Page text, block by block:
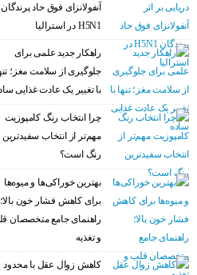
آنفولانزای فوق حاد پرندگان
H5N1 در استرالیا
راهکار جدید علمی برای
جلوگیری از سلامت مغز؛
با تغییر یک عادت غذایی
چرا انتخاب رنگ کامپوزیت
مهم‌تر از انتخاب سفیدترین
رنگ است؟
بهترین خوراکی‌ها و میوه‌ها
برای کاهش فشار خون بالا؛
راهنمای جامع متخصصان
و تغذیه
کاهش زوال عقل با محدود